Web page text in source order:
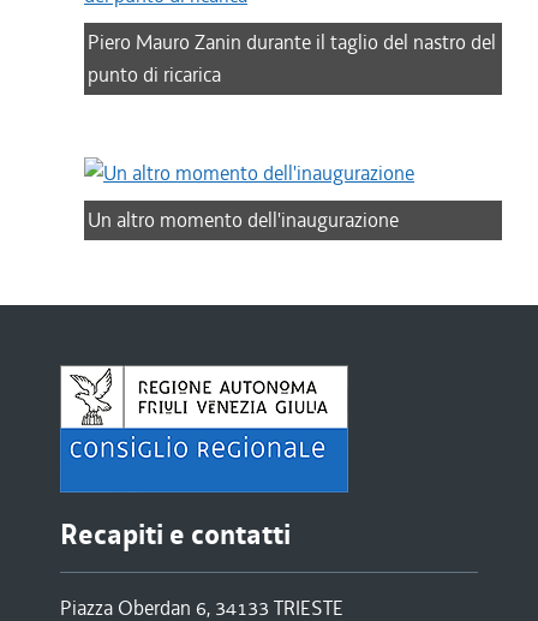
Piero Mauro Zanin durante il taglio del nastro del
punto di ricarica
Un altro momento dell'inaugurazione
Recapiti e contatti
Piazza Oberdan 6, 34133 TRIESTE